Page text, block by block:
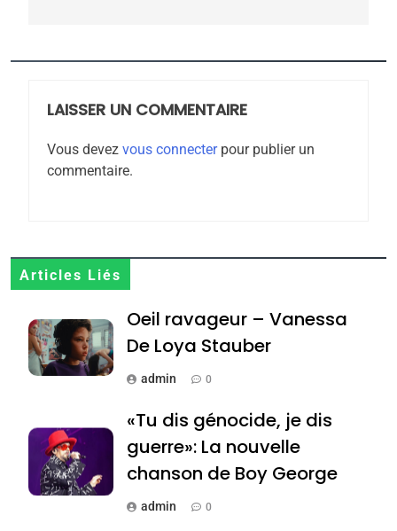
LAISSER UN COMMENTAIRE
Vous devez vous connecterpour publier un
commentaire.
Articles Liés
Oeil ravageur – Vanessa
De Loya Stauber
admin 0
«Tu dis génocide, je dis
guerre»: La nouvelle
chanson de Boy George
admin 0
2025, l’année la plus
rapport d’ADL contre
FRANCE ISRAÉL
6
Zrihen-Dvir
7
Jacques Hadida
JUDAISME
Maroc : Les amandes de
Tafraout, le miel de Tadla
Azilal consacrés produits
du terroir